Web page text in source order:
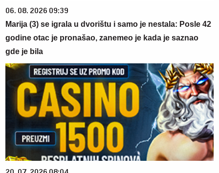
06. 08. 2026 09:39
Marija (3) se igrala u dvorištu i samo je nestala: Posle 42
godine otac je pronašao, zanemeo je kada je saznao
gde je bila